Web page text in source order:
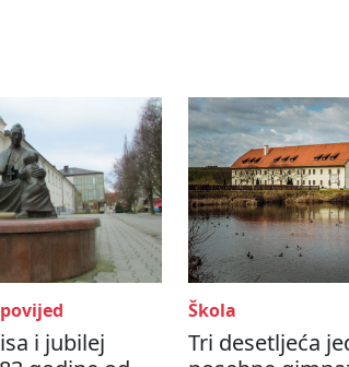
i jubilej
Škola
Tri desetljeća